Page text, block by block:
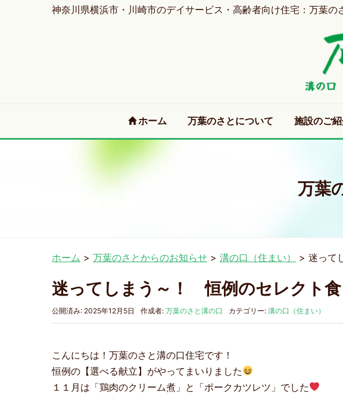
神奈川県横浜市・川崎市のデイサービス・高齢者向け住宅：万葉の
ホーム (current)
万葉のさとについて 施設のご
万葉
ホーム > 万葉のさとからのお知らせ > 溝の口（住まい） > 迷って
迷ってしまう～！ 恒例のセレクト食
公開済み: 2025年12月5日 作成者: 万葉のさと溝の口 カテゴリー: 溝の口（住まい）
こんにちは！万葉のさと溝の口住宅です！
恒例の【選べる献立】がやってまいりました
１１月は「鶏肉のクリーム煮」と「ポークカツレツ」でした